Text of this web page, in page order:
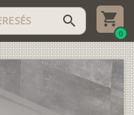
search
0